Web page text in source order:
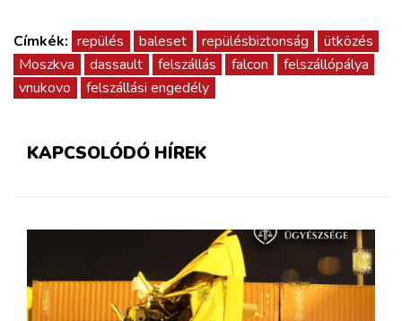
Címkék: repülés baleset repülésbiztonság
ütközés
Moszkva
dassault felszállás falcon
felszállópálya
vnukovo
felszállási engedély
KAPCSOLÓDÓ HÍREK